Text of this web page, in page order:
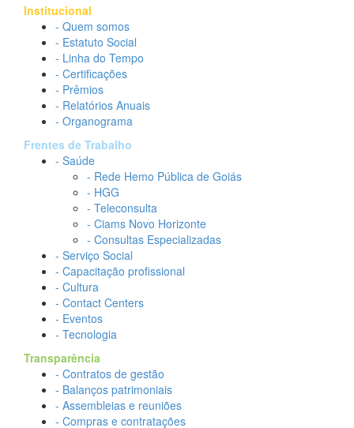
Institucional
- Quem somos
- Estatuto Social
- Linha do Tempo
- Certificações
- Prêmios
- Relatórios Anuais
- Organograma
Frentes de Trabalho
- Saúde
- Rede Hemo Pública de Goiás
- HGG
- Teleconsulta
- Ciams Novo Horizonte
- Consultas Especializadas
- Serviço Social
- Capacitação profissional
- Cultura
- Contact Centers
- Eventos
- Tecnologia
Transparência
- Contratos de gestão
- Balanços patrimoniais
- Assembleias e reuniões
- Compras e contratações